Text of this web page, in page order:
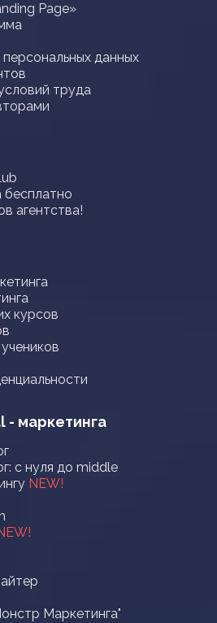
Page»
данных
труда
бесплатно
агентства!
курсов
маркетинга
с нуля до middle
NEW!
Маркетинга"